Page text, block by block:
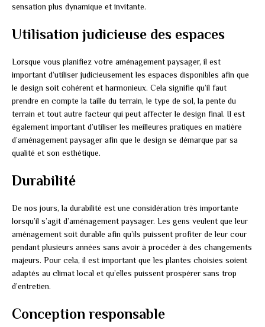
sensation plus dynamique et invitante.
Utilisation judicieuse des espaces
Lorsque vous planifiez votre aménagement paysager, il est
important d’utiliser judicieusement les espaces disponibles afin que
le design soit cohérent et harmonieux. Cela signifie qu’il faut
prendre en compte la taille du terrain, le type de sol, la pente du
terrain et tout autre facteur qui peut affecter le design final. Il est
également important d’utiliser les meilleures pratiques en matière
d’aménagement paysager afin que le design se démarque par sa
qualité et son esthétique.
Durabilité
De nos jours, la durabilité est une considération très importante
lorsqu’il s’agit d’aménagement paysager. Les gens veulent que leur
aménagement soit durable afin qu’ils puissent profiter de leur cour
pendant plusieurs années sans avoir à procéder à des changements
majeurs. Pour cela, il est important que les plantes choisies soient
adaptés au climat local et qu’elles puissent prospérer sans trop
d’entretien.
Conception responsable